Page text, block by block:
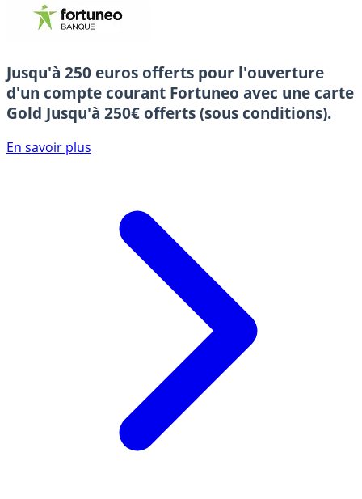
Jusqu'à 250 euros offerts pour l'ouverture
d'un compte courant Fortuneo avec une carte
Gold Jusqu'à 250€ offerts (sous conditions).
En savoir plus